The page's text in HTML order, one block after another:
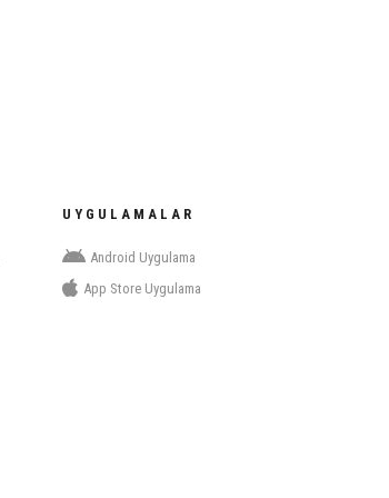
UYGULAMALAR
Android Uygulama
App Store Uygulama